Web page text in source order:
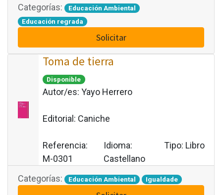
Categorías:
Educación Ambiental
Educación regrada
Solicitar
Toma de tierra
Disponible
Autor/es:Yayo Herrero
Editorial: Caniche
Referencia:
M-0301
Idioma:
Castellano
Tipo: Libro
Categorías: Educación Ambiental Igualdade